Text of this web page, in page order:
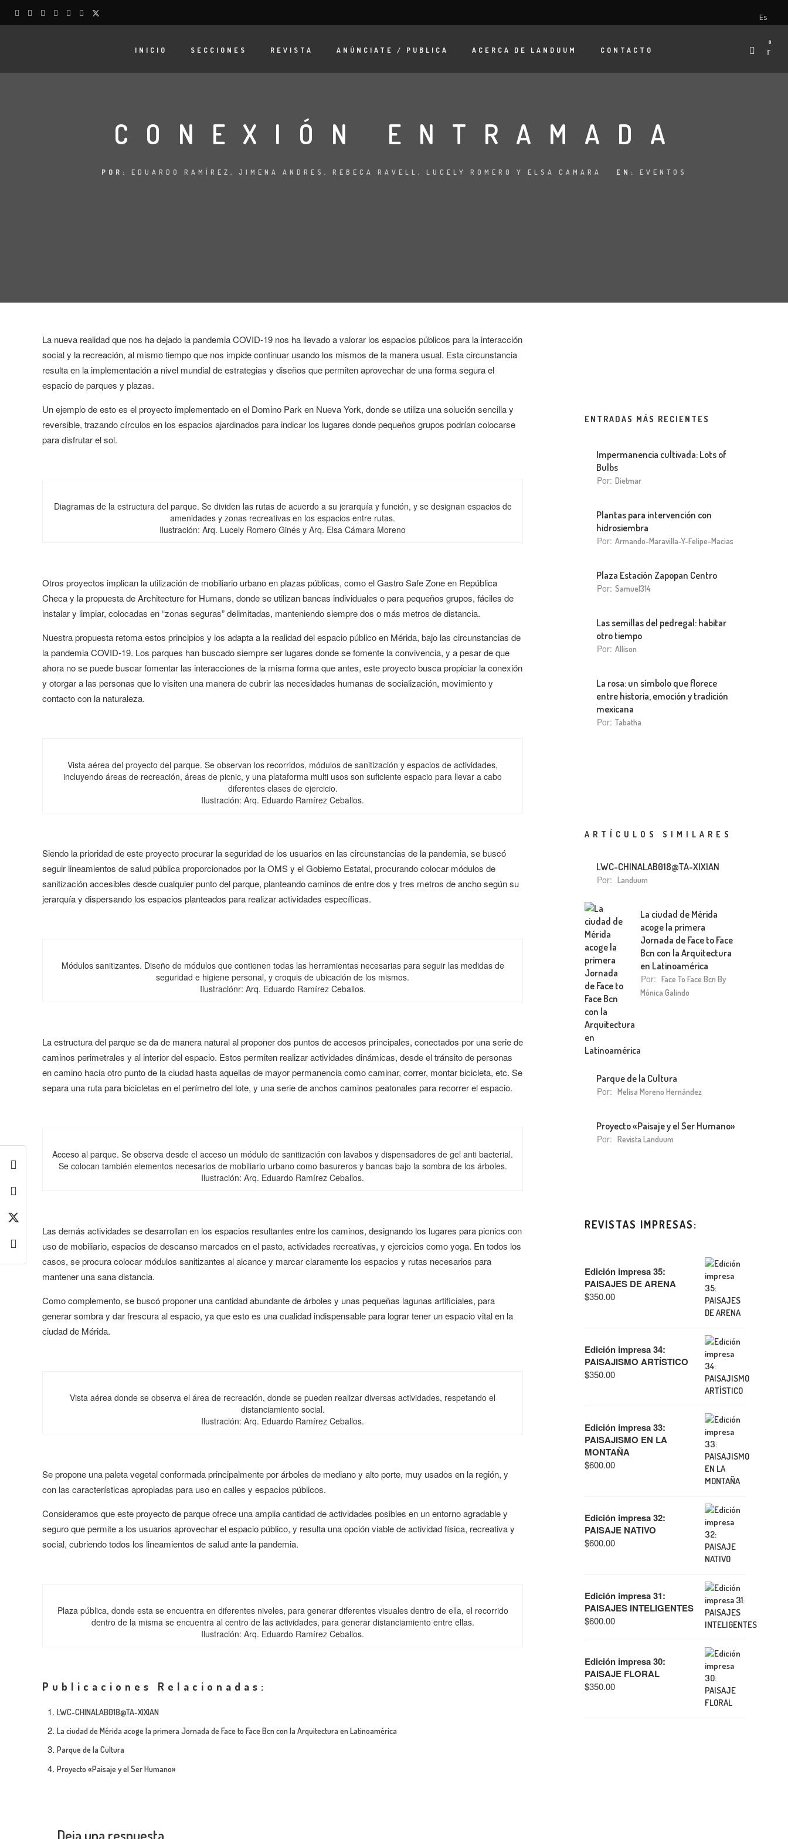
Es
INICIO SECCIONES REVISTA ANÚNCIATE / PUBLICA ACERCA DE LANDUUM CONTACTO
0
CONEXIÓN ENTRAMADA
POR: EDUARDO RAMÍREZ, JIMENA ANDRES, REBECA RAVELL, LUCELY ROMERO Y ELSA CAMARA EN: EVENTOS
La nueva realidad que nos ha dejado la pandemia COVID-19 nos ha llevado a valorar los espacios públicos para la interacción
social y la recreación, al mismo tiempo que nos impide continuar usando los mismos de la manera usual. Esta circunstancia
resulta en la implementación a nivel mundial de estrategias y diseños que permiten aprovechar de una forma segura el
espacio de parques y plazas.
Un ejemplo de esto es el proyecto implementado en el Domino Park en Nueva York, donde se utiliza una solución sencilla y
reversible, trazando círculos en los espacios ajardinados para indicar los lugares donde pequeños grupos podrían colocarse
para disfrutar el sol.
Diagramas de la estructura del parque. Se dividen las rutas de acuerdo a su jerarquía y función, y se designan espacios de
amenidades y zonas recreativas en los espacios entre rutas.
Ilustración: Arq. Lucely Romero Ginés y Arq. Elsa Cámara Moreno
Otros proyectos implican la utilización de mobiliario urbano en plazas públicas, como el Gastro Safe Zone en República
Checa y la propuesta de Architecture for Humans, donde se utilizan bancas individuales o para pequeños grupos, fáciles de
instalar y limpiar, colocadas en “zonas seguras” delimitadas, manteniendo siempre dos o más metros de distancia.
Nuestra propuesta retoma estos principios y los adapta a la realidad del espacio público en Mérida, bajo las circunstancias de
la pandemia COVID-19. Los parques han buscado siempre ser lugares donde se fomente la convivencia, y a pesar de que
ahora no se puede buscar fomentar las interacciones de la misma forma que antes, este proyecto busca propiciar la conexión
y otorgar a las personas que lo visiten una manera de cubrir las necesidades humanas de socialización, movimiento y
contacto con la naturaleza.
Vista aérea del proyecto del parque. Se observan los recorridos, módulos de sanitización y espacios de actividades,
incluyendo áreas de recreación, áreas de picnic, y una plataforma multi usos son suficiente espacio para llevar a cabo
diferentes clases de ejercicio.
Ilustración: Arq. Eduardo Ramírez Ceballos.
Siendo la prioridad de este proyecto procurar la seguridad de los usuarios en las circunstancias de la pandemia, se buscó
seguir lineamientos de salud pública proporcionados por la OMS y el Gobierno Estatal, procurando colocar módulos de
sanitización accesibles desde cualquier punto del parque, planteando caminos de entre dos y tres metros de ancho según su
jerarquía y dispersando los espacios planteados para realizar actividades específicas.
Módulos sanitizantes. Diseño de módulos que contienen todas las herramientas necesarias para seguir las medidas de
seguridad e higiene personal, y croquis de ubicación de los mismos.
Ilustraciónr: Arq. Eduardo Ramírez Ceballos.
La estructura del parque se da de manera natural al proponer dos puntos de accesos principales, conectados por una serie de
caminos perimetrales y al interior del espacio. Estos permiten realizar actividades dinámicas, desde el tránsito de personas
en camino hacia otro punto de la ciudad hasta aquellas de mayor permanencia como caminar, correr, montar bicicleta, etc. Se
separa una ruta para bicicletas en el perímetro del lote, y una serie de anchos caminos peatonales para recorrer el espacio.
Acceso al parque. Se observa desde el acceso un módulo de sanitización con lavabos y dispensadores de gel anti bacterial.
Se colocan también elementos necesarios de mobiliario urbano como basureros y bancas bajo la sombra de los árboles.
Ilustración: Arq. Eduardo Ramírez Ceballos.
Las demás actividades se desarrollan en los espacios resultantes entre los caminos, designando los lugares para picnics con
uso de mobiliario, espacios de descanso marcados en el pasto, actividades recreativas, y ejercicios como yoga. En todos los
casos, se procura colocar módulos sanitizantes al alcance y marcar claramente los espacios y rutas necesarios para
mantener una sana distancia.
Como complemento, se buscó proponer una cantidad abundante de árboles y unas pequeñas lagunas artificiales, para
generar sombra y dar frescura al espacio, ya que esto es una cualidad indispensable para lograr tener un espacio vital en la
ciudad de Mérida.
Vista aérea donde se observa el área de recreación, donde se pueden realizar diversas actividades, respetando el
distanciamiento social.
Ilustración: Arq. Eduardo Ramírez Ceballos.
Se propone una paleta vegetal conformada principalmente por árboles de mediano y alto porte, muy usados en la región, y
con las características apropiadas para uso en calles y espacios públicos.
Consideramos que este proyecto de parque ofrece una amplia cantidad de actividades posibles en un entorno agradable y
seguro que permite a los usuarios aprovechar el espacio público, y resulta una opción viable de actividad física, recreativa y
social, cubriendo todos los lineamientos de salud ante la pandemia.
Plaza pública, donde esta se encuentra en diferentes niveles, para generar diferentes visuales dentro de ella, el recorrido
dentro de la misma se encuentra al centro de las actividades, para generar distanciamiento entre ellas.
Ilustración: Arq. Eduardo Ramírez Ceballos.
Publicaciones Relacionadas:
LWC-CHINALAB018@TA-XIXIAN
La ciudad de Mérida acoge la primera Jornada de Face to Face Bcn con la Arquitectura en Latinoamérica
Parque de la Cultura
Proyecto «Paisaje y el Ser Humano»
ENTRADAS MÁS RECIENTES
Impermanencia cultivada: Lots of
Bulbs
Por: Dietmar
Plantas para intervención con
hidrosiembra
Por: Armando-Maravilla-Y-Felipe-Macias
Plaza Estación Zapopan Centro
Por: Samuel314
Las semillas del pedregal: habitar
otro tiempo
Por: Allison
La rosa: un símbolo que florece
entre historia, emoción y tradición
mexicana
Por: Tabatha
ARTÍCULOS SIMILARES
LWC-CHINALAB018@TA-XIXIAN
Por: Landuum
La ciudad de Mérida
acoge la primera
Jornada de Face to Face
Bcn con la Arquitectura
en Latinoamérica
Por: Face To Face Bcn By
Mónica Galindo
Parque de la Cultura
Por: Melisa Moreno Hernández
Proyecto «Paisaje y el Ser Humano»
Por: Revista Landuum
REVISTAS IMPRESAS:
Edición impresa 35:
PAISAJES DE ARENA
$350.00
Edición impresa 34:
PAISAJISMO ARTÍSTICO
$350.00
Edición impresa 33:
PAISAJISMO EN LA
MONTAÑA
$600.00
Edición impresa 32:
PAISAJE NATIVO
$600.00
Edición impresa 31:
PAISAJES INTELIGENTES
$600.00
Edición impresa 30:
PAISAJE FLORAL
$350.00
Deja una respuesta